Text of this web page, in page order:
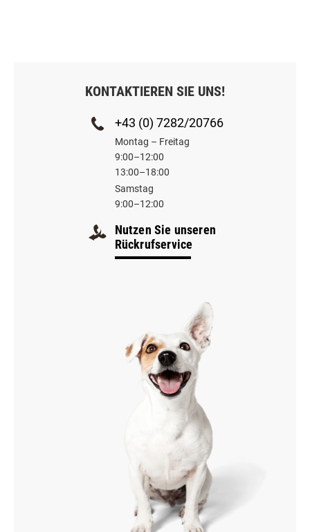
KONTAKTIEREN SIE UNS!
+43 (0) 7282/20766
Montag – Freitag
9:00–12:00
13:00–18:00
Samstag
9:00–12:00
Nutzen Sie unseren
Rückrufservice